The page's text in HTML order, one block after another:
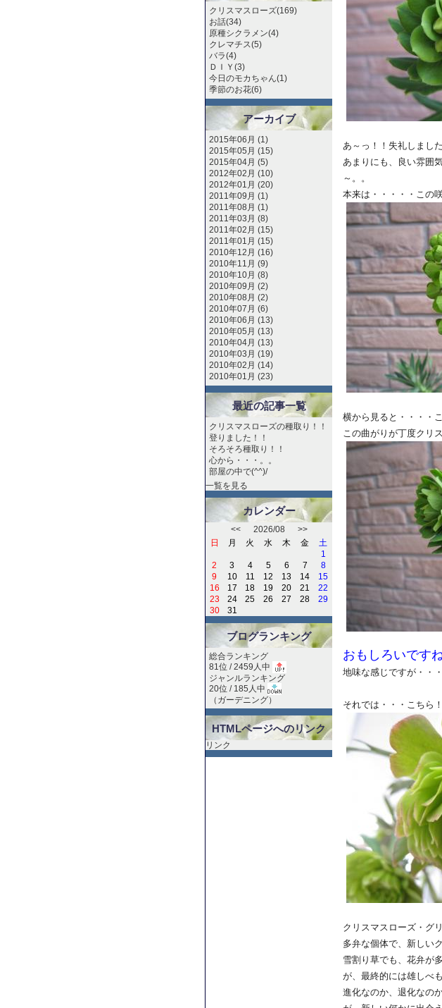
あ～っ！！失礼しまし
あまりにも、良い雰囲
～。。
本来は・・・・・この
横から見ると・・・・
この曲がりが丁度クリ
おもしろいです
地味な感じですが・・
それでは・・・こちら！
クリスマスローズ・グ
多弁な個体で、新しい
雪割り草でも、花弁が
が、最終的には雄しべ
進化なのか、退化なの
クリスマスローズ(169)
お話(34)
原種シクラメン(4)
クレマチス(5)
バラ(4)
ＤＩＹ(3)
今日のモカちゃん(1)
季節のお花(6)
アーカイブ
2015年06月 (1)
2015年05月 (15)
2015年04月 (5)
2012年02月 (10)
2012年01月 (20)
2011年09月 (1)
2011年08月 (1)
2011年03月 (8)
2011年02月 (15)
2011年01月 (15)
2010年12月 (16)
2010年11月 (9)
2010年10月 (8)
2010年09月 (2)
2010年08月 (2)
2010年07月 (6)
2010年06月 (13)
2010年05月 (13)
2010年04月 (13)
2010年03月 (19)
2010年02月 (14)
2010年01月 (23)
最近の記事一覧
クリスマスローズの種取り！！
登りました！！
そろそろ種取り！！
心から・・・。。
部屋の中で(^^)/
一覧を見る
カレンダー
<<2026/08 >>
日
月 火 水 木 金
土
1
2
3 4 5 6 7
8
9
10 11 12 13 14
15
16
17 18 19 20 21
22
23
24 25 26 27 28
29
30
31
ブログランキング
総合ランキング
81位 / 2459人中
ジャンルランキング
20位 / 185人中
（ ガーデニング）
HTMLページへのリンク
リンク